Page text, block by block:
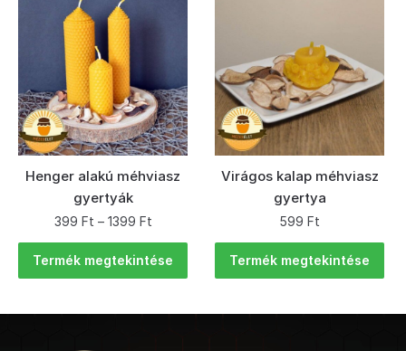
Henger alakú méhviasz
gyertyák
399 Ft – 1399 Ft
Termék megtekintése
Virágos kalap méhviasz
gyertya
599 Ft
Termék megtekintése